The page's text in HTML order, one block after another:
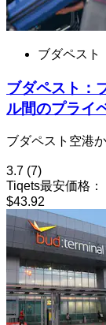
ブダペスト
ブダペスト：
ル間のプライ
ブダペスト空港
3.7 (7)
Tiqets最安価格：
$43.92